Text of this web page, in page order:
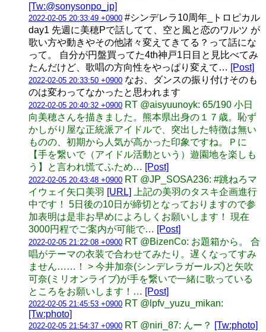
[Tw:@sonysonpo_jp]
2022-02-05 20:33:49 +0900 #シンデレラ10周年_トロピカル
day1 先週に美穂Pで話してて、空と風と恋のワルツ が
歌い方や動きやその他諸々変えてきてる？って話にな
って。 自分が円盤買ってた4th神戸1日目と見比べてみ
たんだけど、歌唱の方向性をやっぱり変えて… [Post]
2022-02-05 20:33:50 +0900 なお、ダンスの振り付けそのも
のは変わってなかったと思われます
2022-02-05 20:40:32 +0900 RT @aisyuunoyk: 65/190 小日
向美穂さんを描きました。熊本県出身の１７歳。恥ず
かしがり屋な正統派アイドルで、突出した特徴は無い
ものの、初期から人気が高かった印象ですね。Ｐに
【手を繋いで（アイドル活動という）遊園地を楽しも
う】と言われ慌てふため… [Post]
2022-02-05 20:43:48 +0900 RT @JP_SOSA236: #跳ねろマ
イウェイ矢口美羽 [URL]
上記の美羽のタスキ企画進行
中です！ 5日後の10日が締切となっておりますので参
加表明は是非お早めによろしくお願いします！ 現在
3000円程でご案内が可能で… [Post]
2022-02-05 21:22:08 +0900 RT @BizenCo: お題箱から。 合
唱がテーマの衣装で合わせてみたり。遅くなってすみ
ません……！ > 今井加奈(シンデレラガールズ)と矢吹
可奈(ミリオンライブ)が手を繋いで一緒に歌っている
ところをお願いします！… [Post]
2022-02-05 21:45:53 +0900 RT @lpfv_yuzu_mikan:
[Tw:photo]
2022-02-05 21:54:37 +0900 RT @niri_87: んー？ [Tw:photo]